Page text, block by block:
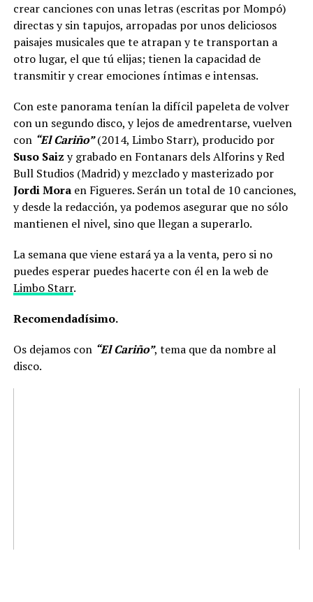
crear canciones con unas letras (escritas por Mompó)
directas y sin tapujos, arropadas por unos deliciosos
paisajes musicales que te atrapan y te transportan a
otro lugar, el que tú elijas; tienen la capacidad de
transmitir y crear emociones íntimas e intensas.
Con este panorama tenían la difícil papeleta de volver
con un segundo disco, y lejos de amedrentarse, vuelven
con “El Cariño”(2014, Limbo Starr), producido por
Suso Saiz y grabado en Fontanars dels Alforins y Red
Bull Studios (Madrid) y mezclado y masterizado por
Jordi Moraen Figueres. Serán un total de 10 canciones,
y desde la redacción, ya podemos asegurar que no sólo
mantienen el nivel, sino que llegan a superarlo.
La semana que viene estará ya a la venta, pero si no
puedes esperar puedes hacerte con él en la web de
Limbo Starr.
Recomendadísimo.
Os dejamos con “El Cariño”, tema que da nombre al
disco.